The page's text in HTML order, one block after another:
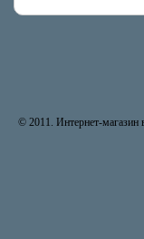
© 2011. Интернет-магазин